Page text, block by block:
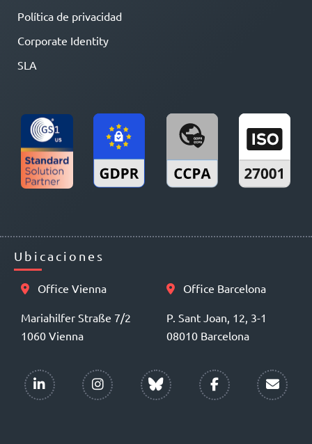
Política de privacidad
Corporate Identity
SLA
Ubicaciones
Office Vienna
Mariahilfer Straße 7/2
1060 Vienna
Office Barcelona
P. Sant Joan, 12, 3-1
08010 Barcelona